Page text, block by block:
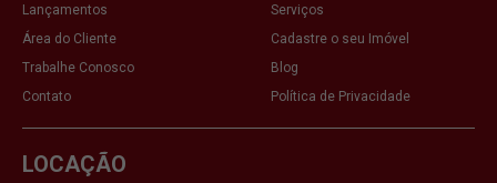
Lançamentos
Serviços
Área do Cliente
Cadastre o seu Imóvel
Trabalhe Conosco
Blog
Contato
Política de Privacidade
LOCAÇÃO